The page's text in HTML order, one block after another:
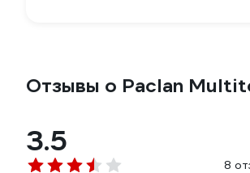
Отзывы о Paclan
3.5
8